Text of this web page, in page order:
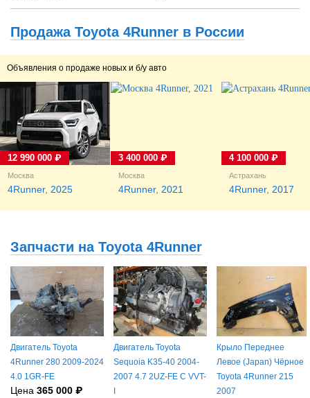
Продажа Toyota 4Runner в России
Объявления о продаже новых и б/у авто
Москва
4Runner, 2025
12 990 000 ₽
Москва
4Runner, 2021
3 400 000 ₽
Астрахань
4Runner, 2017
4 100 000 ₽
Запчасти на Toyota 4Runner
Двигатель Toyota
4Runner 280 2009-2024
4.0 1GR-FE
Цена 365 000 ₽
Двигатель Toyota
Sequoia K35-40 2004-
2007 4.7 2UZ-FE С VVT-
Крыло Переднее
Левое (Japan) Чёрное
Toyota 4Runner 215
2007